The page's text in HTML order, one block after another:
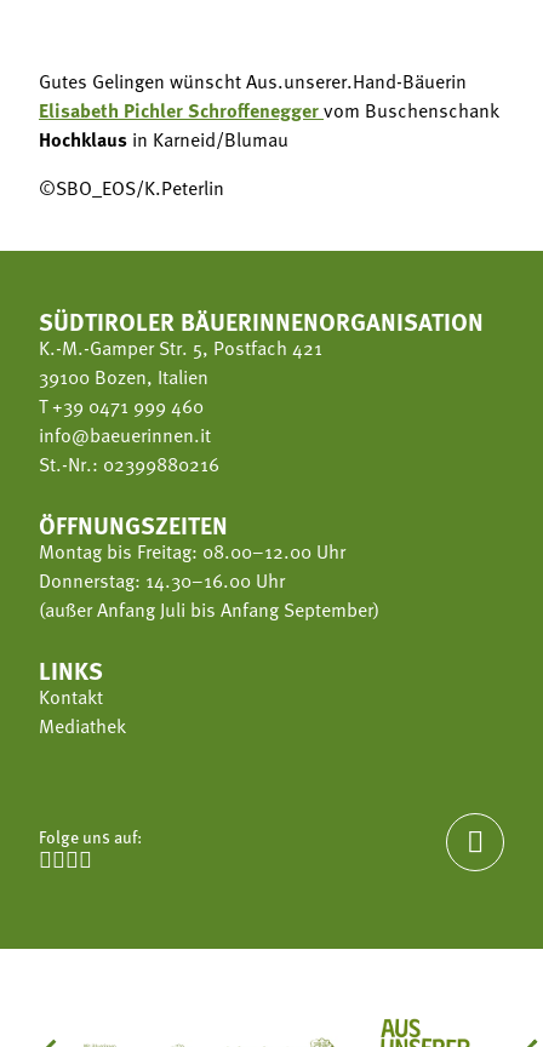
Gutes Gelingen wünscht Aus.unserer.Hand-Bäuerin
Elisabeth Pichler Schroffeneggervom Buschenschank
Hochklaus in Karneid/Blumau
©SBO_EOS/K.Peterlin
SÜDTIROLER BÄUERINNENORGANISATION
K.-M.-Gamper Str. 5, Postfach 421
39100 Bozen, Italien
T+39 0471 999 460
info@baeuerinnen.it
St.-Nr.: 02399880216
ÖFFNUNGSZEITEN
Montag bis Freitag: 08.00–12.00 Uhr
Donnerstag: 14.30–16.00 Uhr
(außer Anfang Juli bis Anfang September)
LINKS
Kontakt
Mediathek
Folge uns auf:

